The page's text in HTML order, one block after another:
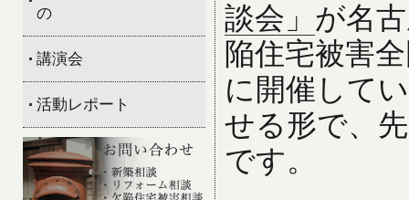
の
講演会
活動レポート
談会」 が名
陥住宅被害
に開催して
せる形で、
です。